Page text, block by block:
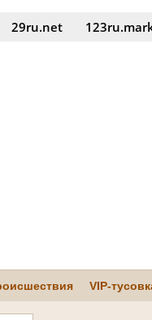
29ru.net
VIP-